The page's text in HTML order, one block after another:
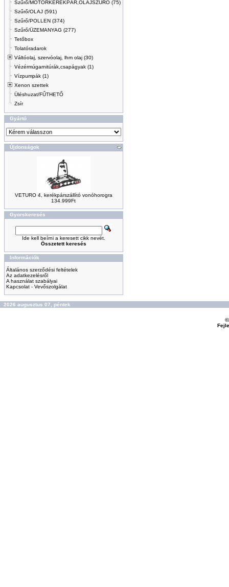
Szűrő/MOTORKERÉKPÁR,OLAJSZŰRŐ (75)
Szűrő/OLAJ (591)
Szűrő/POLLEN (374)
Szűrő/ÜZEMANYAG (277)
Tetőbox
Tolatóradarok
Váltóolaj, szervóolaj, lhm olaj (30)
Vézérmúgarnitúrák,csapágyak (1)
Vízpumpák (1)
Xenon szettek
Üléshuzat/FŰTHETŐ
Zsír
Gyártó
Újdonságok
VETURO 4, kerékpárszállító vonóhorogra
134.999Ft
Gyorskeresés
Ide kell beírni a keresett cikk nevét.
Összetett keresés
Információk
Általános szerződési feltételek
Az adatkezelésről
A használat szabályai
Kapcsolat - Vevőszolgálat
2026 augusztus 07, péntek